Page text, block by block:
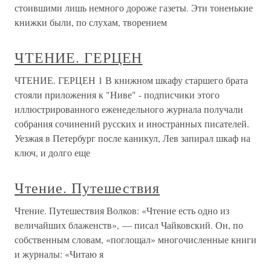
стоившими лишь немного дороже газеты. Эти тоненькие
книжки были, по слухам, творением
ЧТЕНИЕ. ГЕРЦЕН
ЧТЕНИЕ. ГЕРЦЕН 1 В книжном шкафу старшего брата
стояли приложения к "Ниве" - подписчики этого
иллюстрированного еженедельного журнала получали
собрания сочинений русских и иностранных писателей.
Уезжая в Петербург после каникул, Лев запирал шкаф на
ключ, и долго еще
Чтение. Путешествия
Чтение. Путешествия Волков: «Чтение есть одно из
величайших блаженств», — писал Чайковский. Он, по
собственным словам, «поглощал» многочисленные книги
и журналы: «Читаю я